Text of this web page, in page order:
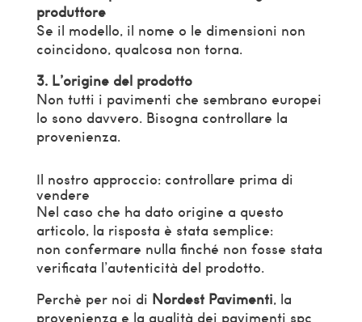
produttore
Se il modello, il nome o le dimensioni non
coincidono, qualcosa non torna.
3. L’origine del prodotto
Non tutti i pavimenti che sembrano europei
lo sono davvero. Bisogna controllare la
provenienza.
Il nostro approccio: controllare prima di
vendere
Nel caso che ha dato origine a questo
articolo, la risposta è stata semplice:
non confermare nulla finché non fosse stata
verificata l’autenticità del prodotto.
Perchè per noi di Nordest Pavimenti, la
provenienza e la qualità dei pavimenti spc